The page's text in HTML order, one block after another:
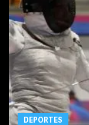
DEPORTES